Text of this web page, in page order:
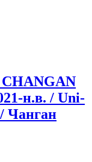
CHANGAN
н.в. / Uni-
Чанган